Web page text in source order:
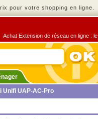
pour votre shopping en ligne.
Achat Extension de réseau en ligne :
Unifi UAP-AC-Pro